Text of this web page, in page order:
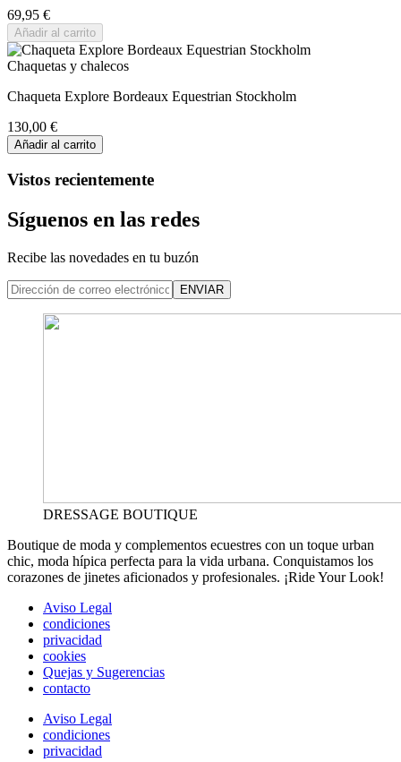
69,95 €
Añadir al carrito
Chaquetas y chalecos
Chaqueta Explore Bordeaux Equestrian Stockholm
130,00 €
Añadir al carrito
Vistos recientemente
Síguenos en las redes
Recibe las novedades en tu buzón
ENVIAR
DRESSAGE BOUTIQUE
Boutique de moda y complementos ecuestres con un toque urban
chic, moda hípica perfecta para la vida urbana. Conquistamos los
corazones de jinetes aficionados y profesionales. ¡Ride Your Look!
Aviso Legal
condiciones
privacidad
cookies
Quejas y Sugerencias
contacto
Aviso Legal
condiciones
privacidad